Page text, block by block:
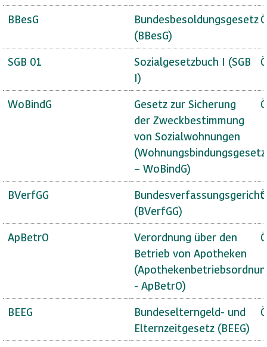
BBesG
Bundesbesoldungsgesetz
(BBesG)
SGB 01
Sozialgesetzbuch I (SGB
I)
WoBindG
Gesetz zur Sicherung
der Zweckbestimmung
von Sozialwohnungen
(Wohnungsbindungsgesetz
– WoBindG)
BVerfGG
(BVerfGG)
ApBetrO
Verordnung über den
Betrieb von Apotheken
- ApBetrO)
BEEG
Bundeselterngeld- und
Elternzeitgesetz (BEEG)